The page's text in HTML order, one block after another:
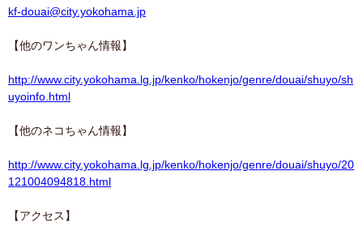
kf-douai@city.yokohama.jp
【他のワンちゃん情報】
http://www.city.yokohama.lg.jp/kenko/hokenjo/genre/douai/shuyo/sh
uyoinfo.html
【他のネコちゃん情報】
http://www.city.yokohama.lg.jp/kenko/hokenjo/genre/douai/shuyo/20
121004094818.html
【アクセス】